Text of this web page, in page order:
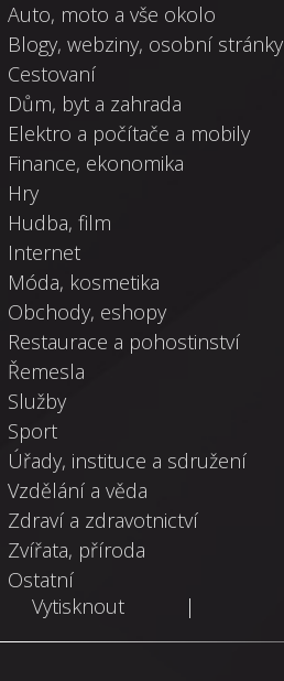
Auto, moto a vše okolo
Blogy, webziny, osobní stránky
Cestovaní
Dům, byt a zahrada
Elektro a počítače a mobily
Finance, ekonomika
Hry
Hudba, film
Internet
Móda, kosmetika
Obchody, eshopy
Restaurace a pohostinství
Řemesla
Služby
Sport
Úřady, instituce a sdružení
Vzdělání a věda
Zdraví a zdravotnictví
Zvířata, příroda
Ostatní
Vytisknout
|